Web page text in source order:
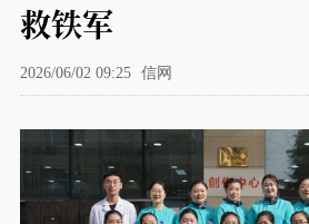
救铁军
2026/06/02 09:25 信网